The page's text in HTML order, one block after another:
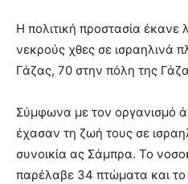
Η πολιτική προστασία έκανε
νεκρούς χθες σε ισραηλινά
Γάζας, 70 στην πόλη της
Σύμφωνα με τον οργανισμό
έχασαν τη ζωή τους σε
συνοικία ας Σάμπρα. Το
παρέλαβε 34 πτώματα και